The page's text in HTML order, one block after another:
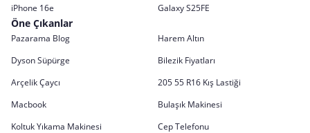
iPhone 16e
Galaxy S25FE
Öne Çıkanlar
Pazarama Blog
Harem Altın
Dyson Süpürge
Bilezik Fiyatları
Arçelik Çaycı
205 55 R16 Kış Lastiği
Macbook
Bulaşık Makinesi
Koltuk Yıkama Makinesi
Cep Telefonu